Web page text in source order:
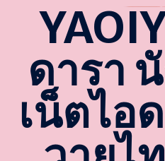
ดารา
เน็ตไอ